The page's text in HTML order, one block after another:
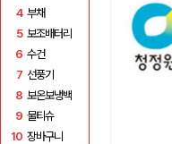
4 부채
5 보조배터리
6 수건
7 선풍기
8 보온보냉백
9 물티슈
10 장바구니